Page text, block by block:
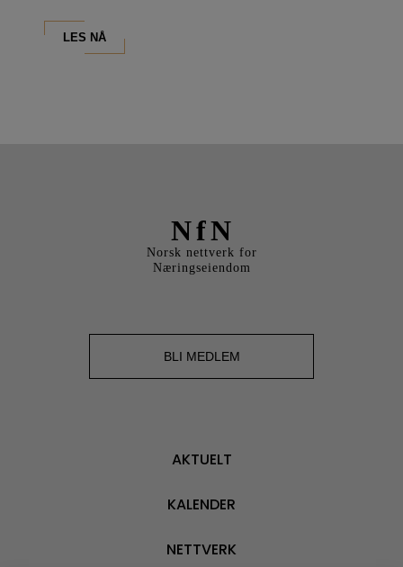
LES NÅ
NfN
Norsk nettverk for
Næringseiendom
BLI MEDLEM
AKTUELT
KALENDER
NETTVERK